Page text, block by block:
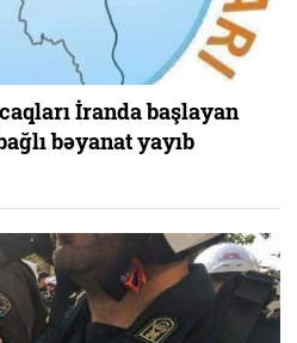
İranda başlayan
bəyanat yayıb